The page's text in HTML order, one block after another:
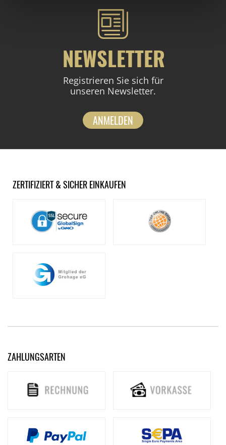
NEWSLETTER
Registrieren Sie sich für
unseren Newsletter.
ANMELDEN
ZERTIFIZIERT & SICHER EINKAUFEN
ZAHLUNGSARTEN